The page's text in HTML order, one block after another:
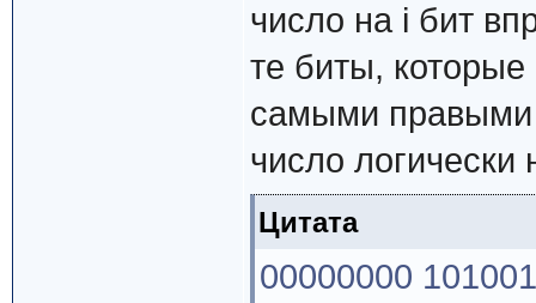
число на i бит
те биты,
самыми правыми
число
Цитата
00000000 101001